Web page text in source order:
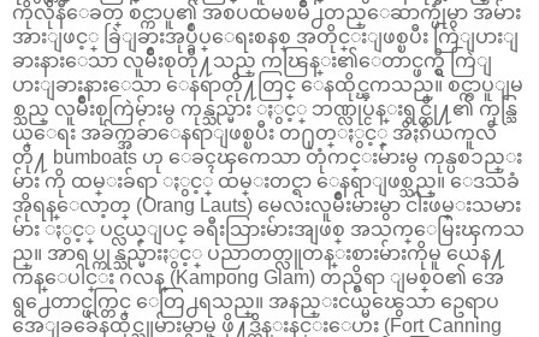
ကိုလိုနီေခတ္ စင္ကာပူ၏ အစပထမၿမိဳ႕တည္ေဆာက္ပုံမွာ အမ်ား
အားျဖင့္ ခြဲျခားအုပ္ခ်ဳပ္ေရးစနစ္ အတိုင္းျဖစ္ၿပီး ကြဲျပားျ
ခားနားေသာ လူမ်ိဳးစုတို႔သည္ ကၽြန္း၏ေတာင္ဖက္ရွိ ကြဲျ
ပားျခားနားေသာ ေနရာတို႔တြင္ ေနထိုင္ၾကသည္။ စင္ကာပူျမ
စ္သည္ လူမ်ိဳးစုကြဲမ်ားမွ ကုန္သည္မ်ား ႏွင့္ ဘဏ္လုပ္ငန္းရွင္တို႔၏ ကုန္သြ
ယ္ေရး အခ်က္အခ်ာေနရာျဖစ္ၿပီး တ႐ုတ္ႏွင့္ အိႏၵိယကူလီ
တို႔ bumboats ဟု ေခၚၾကေသာ တုံကင္းမ်ားမွ ကုန္ပစၥည္း
မ်ား ကို ထမ္းခ်ရာ ႏွင့္ ထမ္းတင္ရာ ေနရာျဖစ္သည္။ ေဒသခံ
အိုရန္ေလာ့တ္ (Orang Lauts) မေလးလူမ်ိဳးမ်ားမွာ ငါးဖမ္းသမား
မ်ား ႏွင့္ ပင္လယ္ျပင္ ခရီးသြားမ်ားအျဖစ္ အသက္ေမြးၾကသ
ည္။ အာရပ္ကုန္သည္မ်ားႏွင့္ ပညာတတ္လူတန္းစားမ်ားကိုမူ ယေန႔
ကန္ေပါင္း ဂလန္ (Kampong Glam) တည္ရွိရာ ျမစ္ဝ၏ အေ
ရွ႕ေတာင္ဖက္တြင္ ေတြ႕ရသည္။ အနည္းငယ္မၽွေသာ ဥေရာပ
အေျခခ်ေနထိုင္သူမ်ားမွာမူ ဖို႔ဒ္ကိန္းနင္းေဟး (Fort Canning